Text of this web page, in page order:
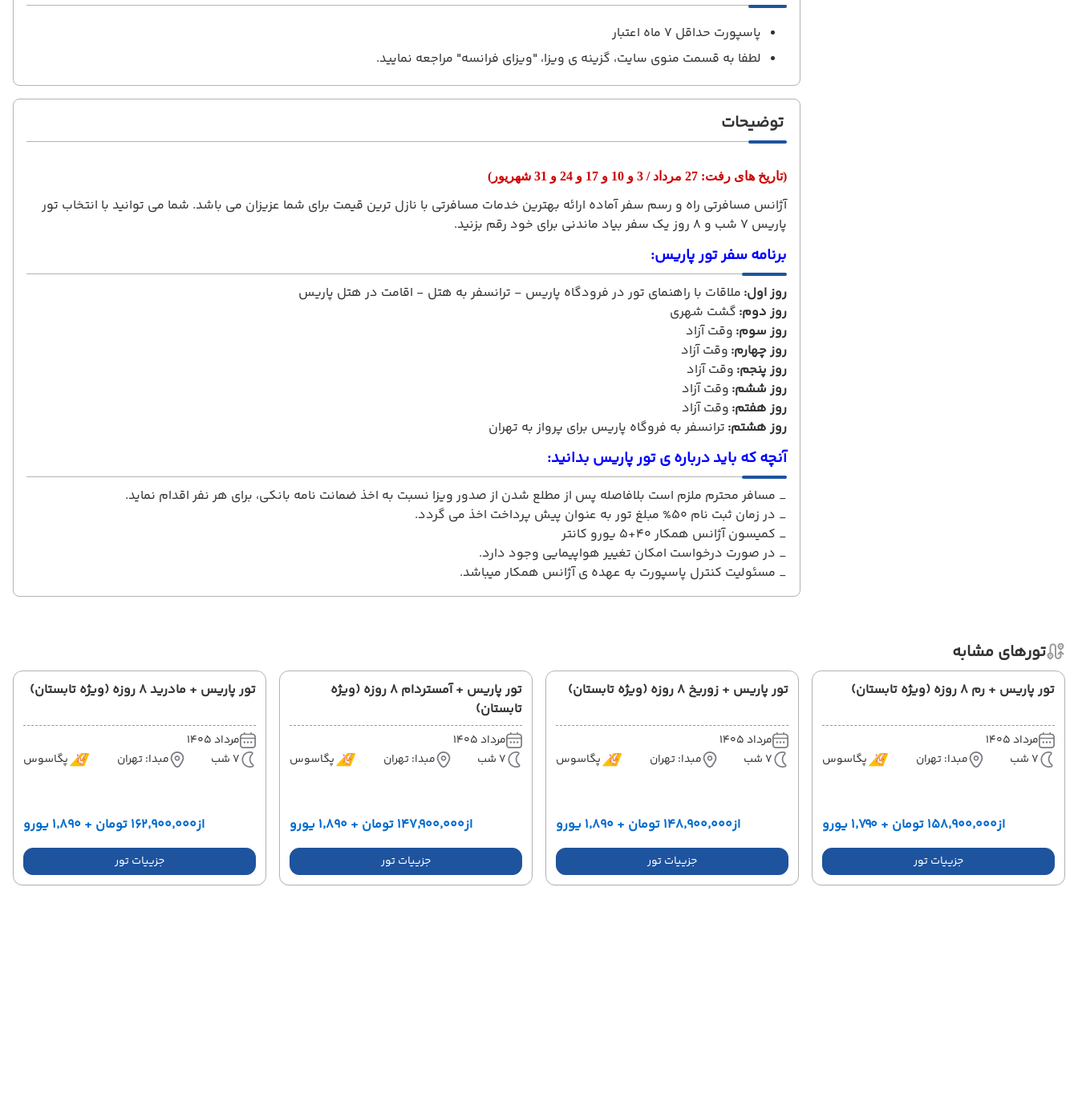
پاسپورت حداقل 7 ماه اعتبار
لطفا به قسمت منوی سایت، گزینه ی ویزا، "ویزای فرانسه" مراجعه نمایید.
توضیحات
(تاریخ های رفت: 27 مرداد / 3 و 10 و 17 و 24 و 31 شهریور )
آژانس مسافرتی راه و رسم سفر آماده ارائه بهترین خدمات مسافرتی با نازل ترین قیمت برای شما عزیزان می باشد. شما می توانید با انتخاب تور
پاریس 7 شب و 8 روز یک سفر بیاد ماندنی برای خود رقم بزنید.
برنامه سفر تور پاریس:
روز اول: ملاقات با راهنمای تور در فرودگاه پاریس - ترانسفر به هتل - اقامت در هتل پاریس
روز دوم: گشت شهری
روز سوم: وقت آزاد
روز چهارم: وقت آزاد
روز پنجم: وقت آزاد
روز ششم: وقت آزاد
روز هفتم: وقت آزاد
روز هشتم: ترانسفر به فروگاه پاریس برای پرواز به تهران
آنچه که باید درباره ی تور پاریس بدانید:
_ مسافر محترم ملزم است بلافاصله پس از مطلع شدن از صدور ویزا نسبت به اخذ ضمانت نامه بانکی، برای هر نفر اقدام نماید.
_ در زمان ثبت نام 50% مبلغ تور به عنوان پیش پرداخت اخذ می گردد.
_ کمیسون آژانس همکار 40+5 یورو کانتر
_ در صورت درخواست امکان تغییر هواپیمایی وجود دارد.
_ مسئولیت کنترل پاسپورت به عهده ی آژانس همکار میباشد.
تورهای مشابه
تور پاریس + رم 8 روزه (ویژه تابستان)
مرداد 1405
7 شب
مبدا: تهران پگاسوس
از۱۵۸٬۹۰۰٬۰۰۰ تومان + ۱٬۷۹۰ یورو
جزییات تور
تور پاریس + زوریخ 8 روزه (ویژه تابستان)
مرداد 1405
7 شب
مبدا: تهران پگاسوس
از۱۴۸٬۹۰۰٬۰۰۰ تومان + ۱٬۸۹۰ یورو
جزییات تور
تور پاریس + آمستردام 8 روزه (ویژه
تابستان)
مرداد 1405
7 شب
مبدا: تهران پگاسوس
از۱۴۷٬۹۰۰٬۰۰۰ تومان + ۱٬۸۹۰ یورو
جزییات تور
تور پاریس + مادرید 8 روزه (ویژه تابستان)
مرداد 1405
7 شب
مبدا: تهران پگاسوس
از۱۶۲٬۹۰۰٬۰۰۰ تومان + ۱٬۸۹۰ یورو
جزییات تور